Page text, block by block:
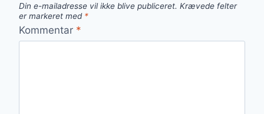
Din e-mailadresse vil ikke blive publiceret. Krævede felter
er markeret med *
Kommentar *